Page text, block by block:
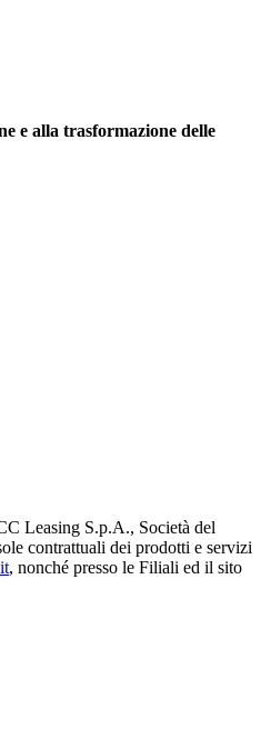
e alla trasformazione delle
Leasing S.p.A., Società del
contrattuali dei prodotti e servizi
, nonché presso le Filiali ed il sito